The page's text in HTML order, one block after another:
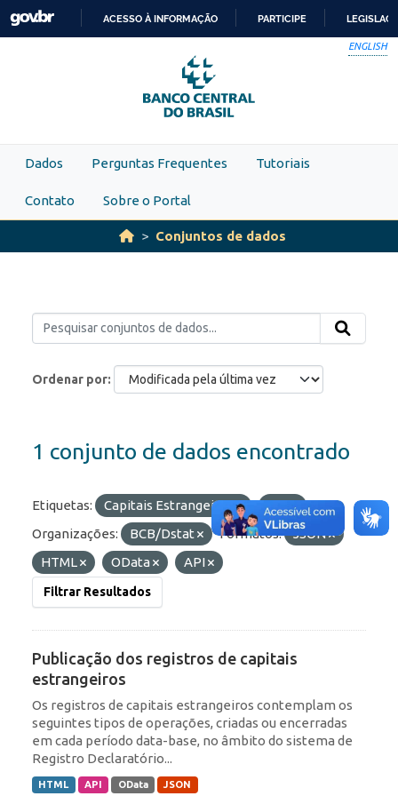
Skip to main content
PARA
O
CONTEÚDO
ACESSO À INFORMAÇÃO PARTICIPE
ENGLISH
Dados Perguntas Frequentes Tutoriais
Contato Sobre o Portal
Conjuntos de dados
Ordenar por
1 conjunto de dados encontrado
Etiquetas: Capitais Estrangeiros
IED
Organizações:
BCB/Dstat Formatos:
JSON
HTML
OData API
Filtrar Resultados
Publicação dos registros de capitais
estrangeiros
Os registros de capitais estrangeiros contemplam os
seguintes tipos de operações, criadas ou encerradas
em cada período data-base, no âmbito do sistema de
Registro Declaratório...
HTML API OData JSON